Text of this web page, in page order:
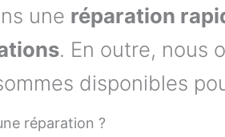
une réparation
. En outre, nous
disponibles
réparation ?